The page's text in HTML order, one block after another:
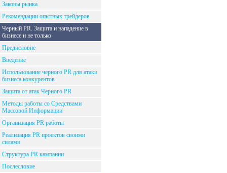
Законы рынка
Рекомендации опытных трейдеров
Черный PR. Защита и нападение в
бизнесе и не только
Предисловие
Введение
Использование черного PR для атаки
бизнеса конкурентов
Защита от атак Черного PR
Методы работы со Средствами
Массовой Информации
Организация PR работы
Реализация PR проектов своими
силами
Структура PR кампании
Послесловие